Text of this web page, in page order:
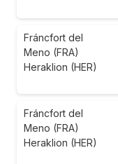
Fráncfort del
Meno (FRA)
Heraklion (HER)
Fráncfort del
Meno (FRA)
Heraklion (HER)